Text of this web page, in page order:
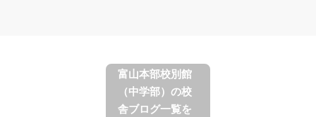
富山本部校別館
（中学部）の校
舎ブログ一覧を